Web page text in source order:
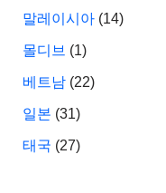
말레이시아 (14)
몰디브 (1)
베트남 (22)
일본 (31)
태국 (27)